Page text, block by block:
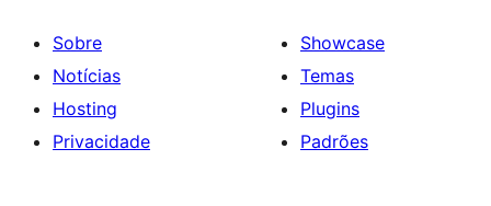
Sobre
Notícias
Hosting
Privacidade
Showcase
Temas
Plugins
Padrões